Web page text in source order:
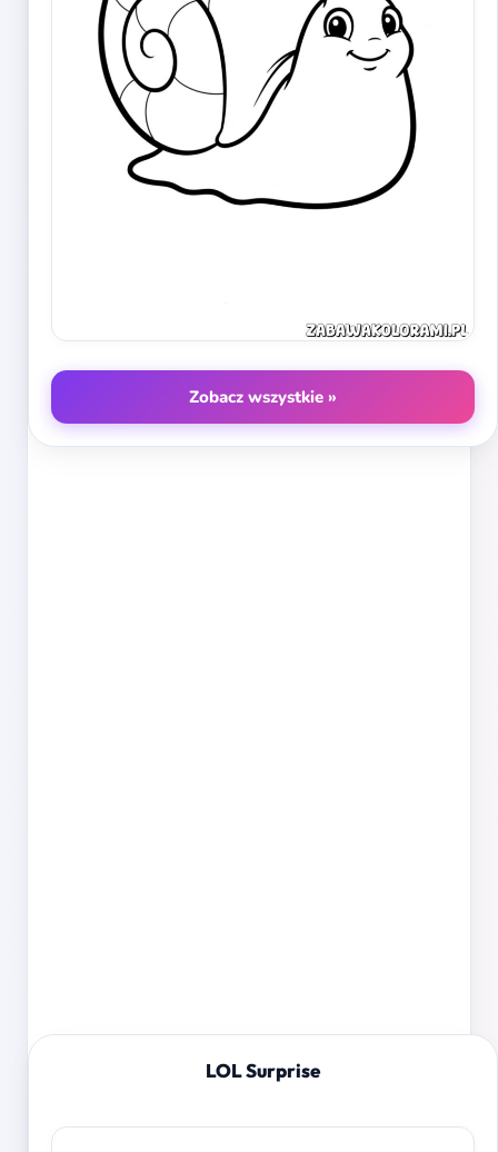
Zobacz wszystkie »
LOL Surprise